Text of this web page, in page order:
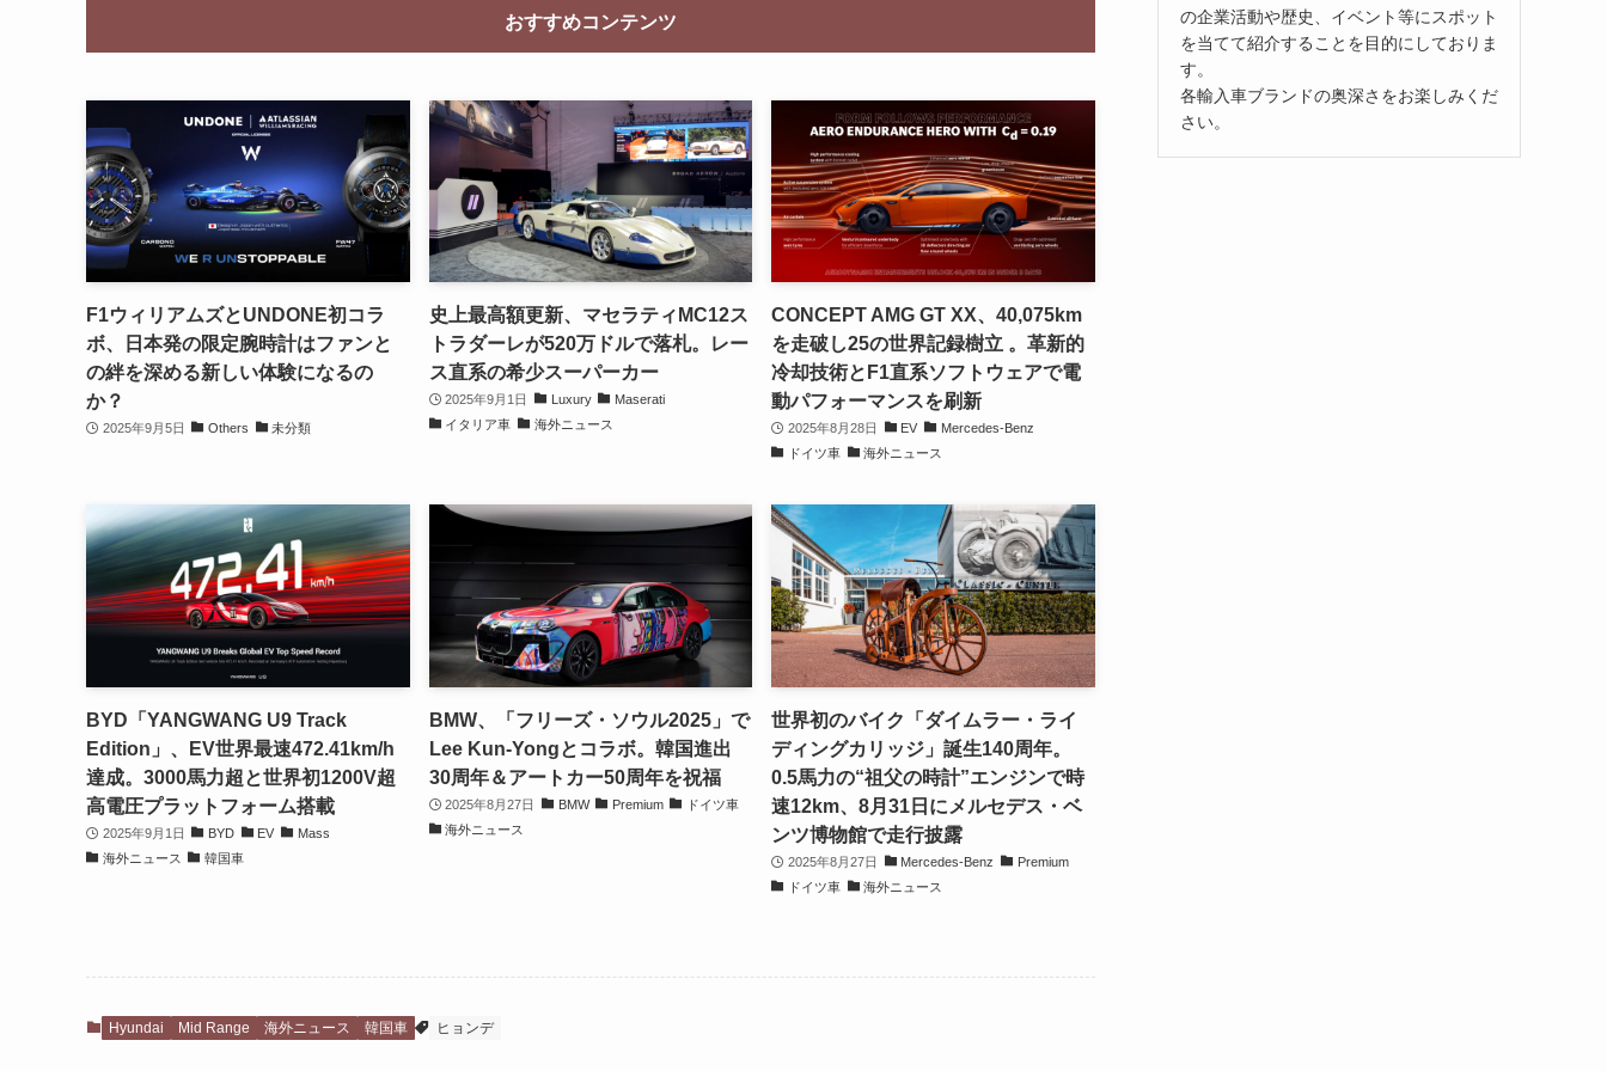
おすすめコンテンツ
F1ウィリアムズとUNDONE初コラ
ボ、日本発の限定腕時計はファンと
の絆を深める新しい体験になるの
か？
2025年9月5日 Others 未分類
史上最高額更新、マセラティMC12ス
トラダーレが520万ドルで落札。レー
ス直系の希少スーパーカー
2025年9月1日 Luxury
Maserati
イタリア車
海外ニュース
CONCEPT AMG GT XX、40,075km
を走破し25の世界記録樹立 。革新的
冷却技術とF1直系ソフトウェアで電
動パフォーマンスを刷新
2025年8月28日 EV
Mercedes-Benz
ドイツ車
海外ニュース
BYD「YANGWANG U9 Track
Edition」、EV世界最速472.41km/h
達成。3000馬力超と世界初1200V超
高電圧プラットフォーム搭載
2025年9月1日 BYD EV
Mass
海外ニュース
韓国車
BMW、「フリーズ・ソウル2025」で
Lee Kun-Yongとコラボ。韓国進出
30周年＆アートカー50周年を祝福
2025年8月27日 BMW Premium
ドイツ車
海外ニュース
世界初のバイク「ダイムラー・ライ
ディングカリッジ」誕生140周年。
0.5馬力の“祖父の時計”エンジンで時
速12km、8月31日にメルセデス・ベ
ンツ博物館で走行披露
2025年8月27日 Mercedes-Benz
Premium
ドイツ車
海外ニュース
Hyundai Mid Range 海外ニュース 韓国車 ヒョンデ
の企業活動や歴史、イベント等にスポット
を当てて紹介することを目的にしておりま
す。
各輸入車ブランドの奥深さをお楽しみくだ
さい。